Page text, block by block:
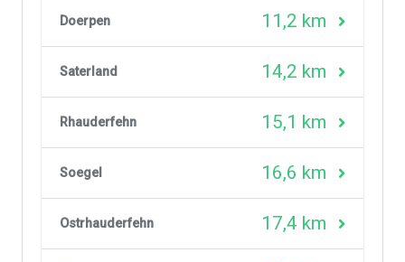
Doerpen 11,2 km
Saterland 14,2 km
Rhauderfehn 15,1 km
Soegel 16,6 km
Ostrhauderfehn 17,4 km